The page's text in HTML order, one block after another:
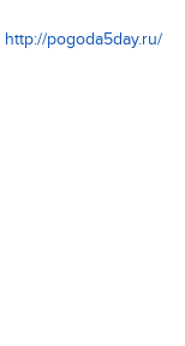
http://pogoda5day.ru/